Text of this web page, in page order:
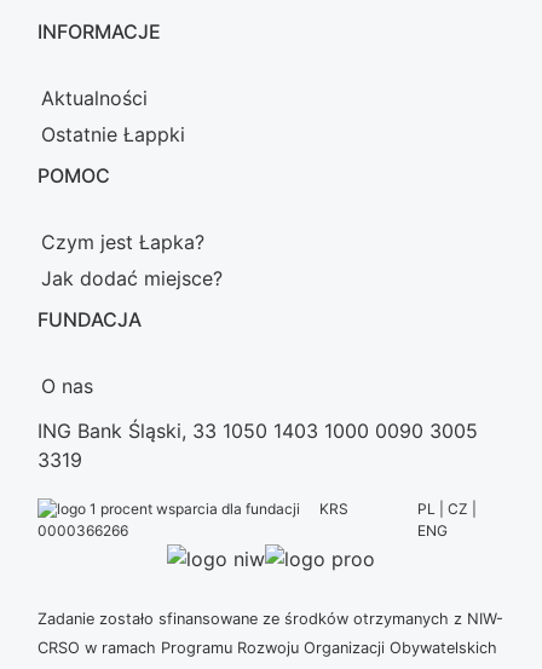
INFORMACJE
Aktualności
Ostatnie Łappki
POMOC
Czym jest Łapka?
Jak dodać miejsce?
FUNDACJA
O nas
ING Bank Śląski, 33 1050 1403 1000 0090 3005
3319
KRS
0000366266
PL | CZ |
ENG
Zadanie zostało sfinansowane ze środków otrzymanych z NIW-
CRSO w ramach Programu Rozwoju Organizacji Obywatelskich